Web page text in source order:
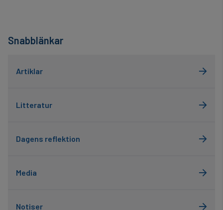
Snabblänkar
Artiklar
Litteratur
Dagens reflektion
Media
Notiser